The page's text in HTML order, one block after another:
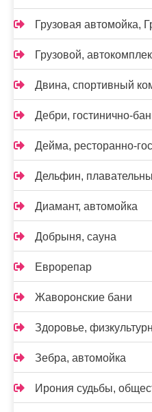
Грузовая автомойка,
Грузовой,
Двина, спортивный
Дебри, гостинично-
Дейма, ресторанно-
Дельфин,
Диамант, автомойка
Добрыня, сауна
Еврорепар
Жаворонские бани
Здоровье,
Зебра, автомойка
Ирония судьбы,